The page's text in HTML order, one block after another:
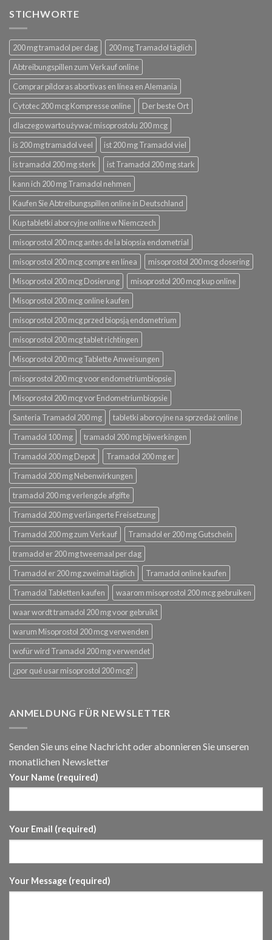
STICHWORTE
200 mg tramadol per dag
200 mg Tramadol täglich
Abtreibungspillen zum Verkauf online
Comprar píldoras abortivas en línea en Alemania
Cytotec 200 mcg Kompresse online
Der beste Ort
dlaczego warto używać misoprostolu 200 mcg
is 200 mg tramadol veel
ist 200 mg Tramadol viel
is tramadol 200 mg sterk
ist Tramadol 200 mg stark
kann ich 200 mg Tramadol nehmen
Kaufen Sie Abtreibungspillen online in Deutschland
Kup tabletki aborcyjne online w Niemczech
misoprostol 200 mcg antes de la biopsia endometrial
misoprostol 200 mcg compre en línea
misoprostol 200 mcg dosering
Misoprostol 200 mcg Dosierung
misoprostol 200 mcg kup online
Misoprostol 200 mcg online kaufen
misoprostol 200 mcg przed biopsją endometrium
misoprostol 200 mcg tablet richtingen
Misoprostol 200 mcg Tablette Anweisungen
misoprostol 200 mcg voor endometriumbiopsie
Misoprostol 200 mcg vor Endometriumbiopsie
Santeria Tramadol 200 mg
tabletki aborcyjne na sprzedaż online
Tramadol 100 mg
tramadol 200 mg bijwerkingen
Tramadol 200 mg Depot
Tramadol 200 mg er
Tramadol 200 mg Nebenwirkungen
tramadol 200 mg verlengde afgifte
Tramadol 200 mg verlängerte Freisetzung
Tramadol 200 mg zum Verkauf
Tramadol er 200 mg Gutschein
tramadol er 200 mg tweemaal per dag
Tramadol er 200 mg zweimal täglich
Tramadol online kaufen
Tramadol Tabletten kaufen
waarom misoprostol 200 mcg gebruiken
waar wordt tramadol 200 mg voor gebruikt
warum Misoprostol 200 mcg verwenden
wofür wird Tramadol 200 mg verwendet
¿por qué usar misoprostol 200 mcg?
ANMELDUNG FÜR NEWSLETTER
Senden Sie uns eine Nachricht oder abonnieren Sie unseren
monatlichen Newsletter
Your Name (required)
Your Email (required)
Your Message (required)